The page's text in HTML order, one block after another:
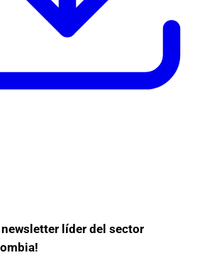
newsletter líder del sector